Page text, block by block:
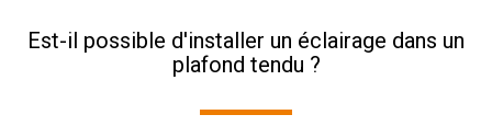
Est-il possible d'installer un éclairage dans un
plafond tendu ?